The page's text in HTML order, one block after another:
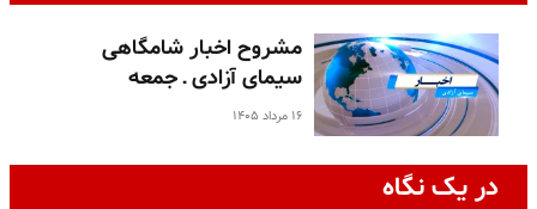
مشروح اخبار شامگاهی
سیمای آزادی ـ جمعه
۱۶ مرداد ۱۴۰۵
در یک نگاه